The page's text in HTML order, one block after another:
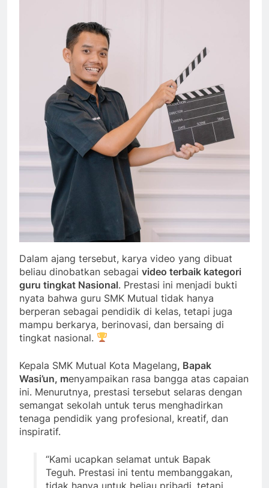
Dalam ajang tersebut, karya video yang dibuat
beliau dinobatkan sebagai video terbaik kategori
guru tingkat Nasional. Prestasi ini menjadi bukti
nyata bahwa guru SMK Mutual tidak hanya
berperan sebagai pendidik di kelas, tetapi juga
mampu berkarya, berinovasi, dan bersaing di
tingkat nasional.
Kepala SMK Mutual Kota Magelang, Bapak
Wasi’un, menyampaikan rasa bangga atas capaian
ini. Menurutnya, prestasi tersebut selaras dengan
semangat sekolah untuk terus menghadirkan
tenaga pendidik yang profesional, kreatif, dan
inspiratif.
“Kami ucapkan selamat untuk Bapak
Teguh. Prestasi ini tentu membanggakan,
tidak hanya untuk beliau pribadi, tetapi